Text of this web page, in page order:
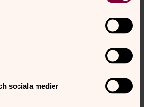
sociala medier
kyrkan utomlands. Olika regler
här får du praktisk information.
av de viktigaste dagarna i
Lite etikett kan vara bra att